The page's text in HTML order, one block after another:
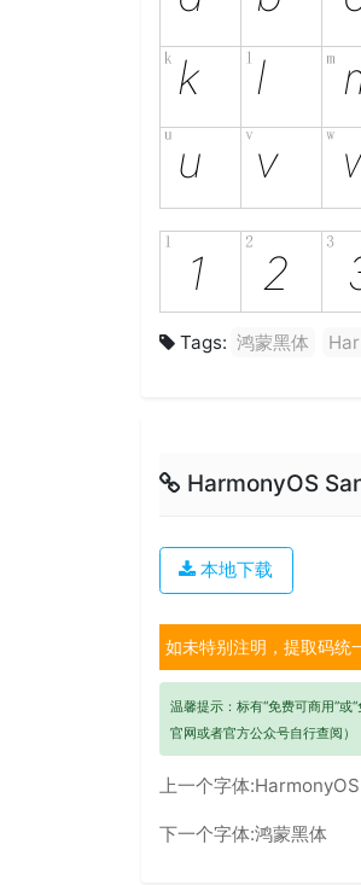
Tags: 鸿蒙黑体
HarmonyOS
本地下载
如未特别注明，提取码统
温馨提示：标有“免费可商用”
官网或者官方公众号自行查阅）
上一个字体:
下一个字体:鸿蒙黑体